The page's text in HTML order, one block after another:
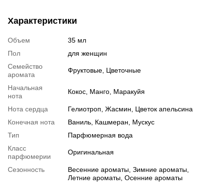
Характеристики
Объем
35 мл
Пол
для женщин
Семейство
аромата
Фруктовые, Цветочные
Начальная
нота
Кокос, Манго, Маракуйя
Нота сердца
Гелиотроп, Жасмин, Цветок апельсина
Конечная нота
Ваниль, Кашмеран, Мускус
Тип
Парфюмерная вода
Класс
парфюмерии
Оригинальная
Сезонность
Весенние ароматы, Зимние ароматы,
Летние ароматы, Осенние ароматы